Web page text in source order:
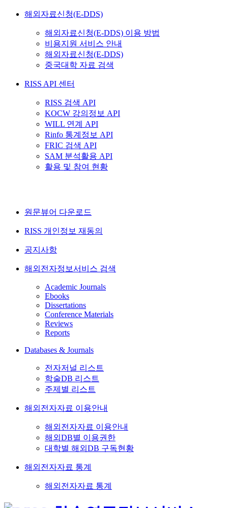
해외자료신청(E-DDS)
해외자료신청(E-DDS) 이용 방법
비용지원 서비스 안내
해외자료신청(E-DDS)
중국대학 자료 검색
RISS API 센터
RISS 검색 API
KOCW 강의정보 API
WILL 연계 API
Rinfo 통계정보 API
FRIC 검색 API
SAM 분석활용 API
활용 및 참여 현황
원문뷰어 다운로드
RISS 개인정보 재동의
공지사항
해외전자정보서비스 검색
Academic Journals
Ebooks
Dissertations
Conference Materials
Reviews
Reports
Databases & Journals
전자저널 리스트
학술DB 리스트
주제별 리스트
해외전자자료 이용안내
해외전자자료 이용안내
해외DB별 이용권한
대학별 해외DB 구독현황
해외전자자료 통계
해외전자자료 통계